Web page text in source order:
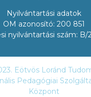
Nyilvántartási adatok
OM azonosító: 200 851
nyilvántartási szám: B/
Eötvös Loránd
Pedagógiai
Központ